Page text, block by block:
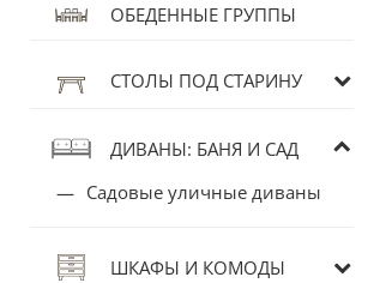
ОБЕДЕННЫЕ ГРУППЫ
СТОЛЫ ПОД СТАРИНУ
ДИВАНЫ: БАНЯ И САД
Садовые уличные диваны
ШКАФЫ И КОМОДЫ